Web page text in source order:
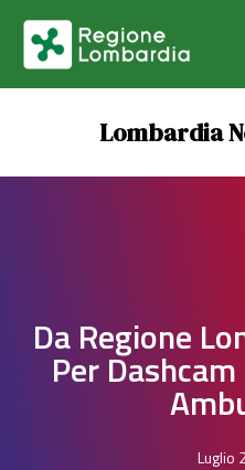
Lombardia
Da Regione
Per
Luglio